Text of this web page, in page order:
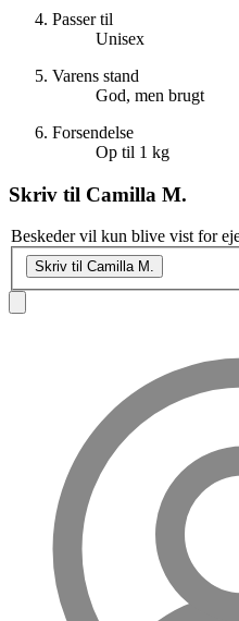
Passer til
Unisex
Varens stand
God, men brugt
Forsendelse
Op til 1 kg
Skriv til Camilla M.
Beskeder vil kun blive vist for
Skriv til Camilla M.